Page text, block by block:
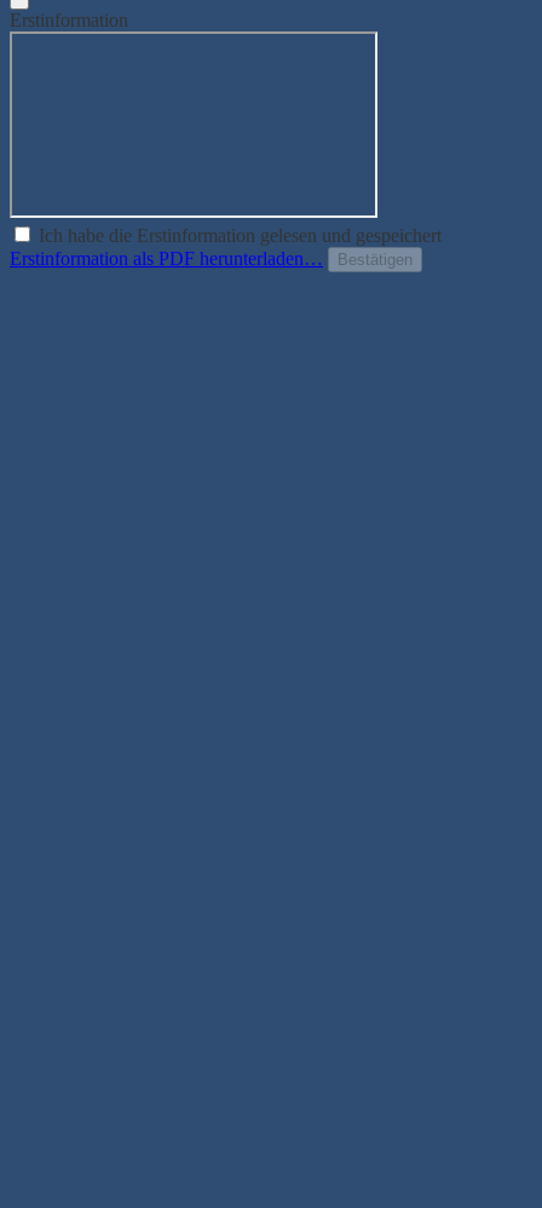
Erstinformation
Ich habe die Erstinformation gelesen und gespeichert
Erstinformation als PDF herunterladen…
Bestätigen